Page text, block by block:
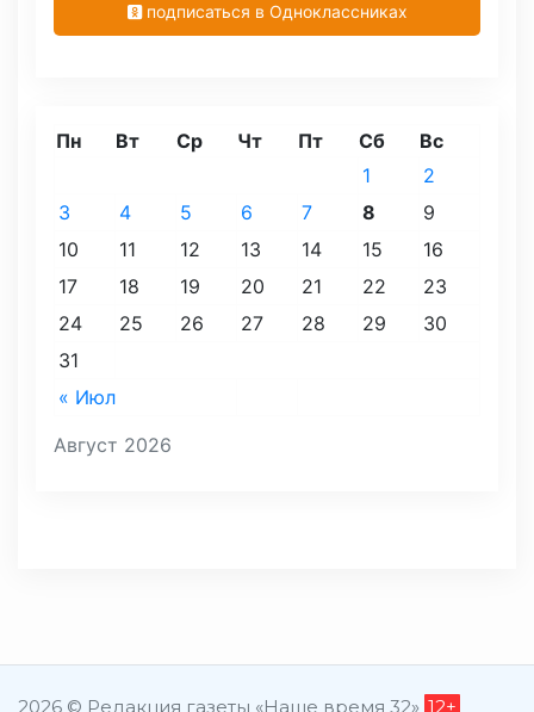
подписаться в Одноклассниках
Август 2026
Пн Вт Ср Чт Пт Сб Вс
« Июл
1
2
3
4 5 6 7 8
9
10
11 12 13 14 15
16
17
18 19 20 21 22
23
24
25 26 27 28 29
30
31
2026 © Редакция газеты «Наше время 32» 12+